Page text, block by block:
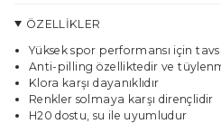
ÖZELLİKLER
Yüksek spor performansı için
Anti-pilling özelliktedir ve
Klora karşı dayanıklıdır
Renkler solmaya karşı dirençlidir
H20 dostu, su ile uyumludur